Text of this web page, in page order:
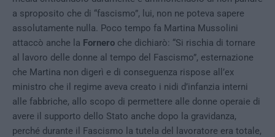
a sproposito che di “fascismo”, lui, non ne poteva sapere
assolutamente nulla. Poco tempo fa Martina Mussolini
attaccò anche la Fornero che dichiarò: “Si rischia di tornare
al lavoro delle donne al tempo del Fascismo”, esternazione
che Martina non digerì e di conseguenza rispose all’ex
ministro che il regime aveva creato i nidi d’infanzia interni
alle fabbriche, allo scopo di permettere alle donne operaie di
avere il supporto dello Stato anche dopo la gravidanza,
perché durante il Fascismo la tutela del lavoratore era totale,